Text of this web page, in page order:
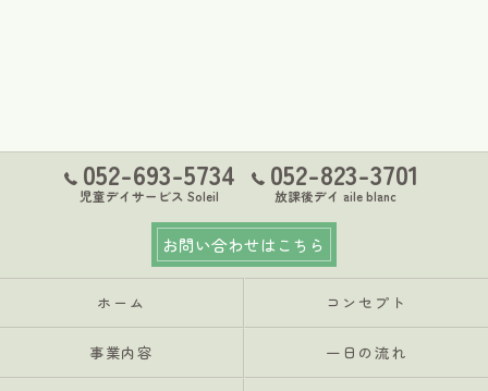
052-693-5734
児童デイサービス Soleil
052-823-3701
放課後デイ aile blanc
お問い合わせはこちら
ホーム コンセプト
事業内容 一日の流れ